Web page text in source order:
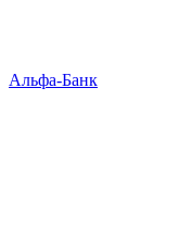
Альфа-Банк